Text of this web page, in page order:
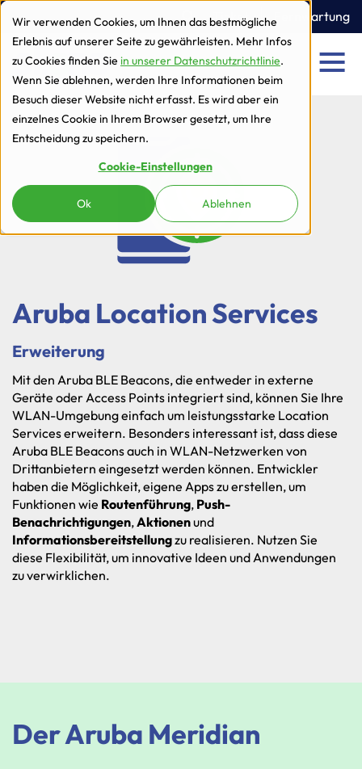
Wir verwenden Cookies, um Ihnen das bestmögliche
Erlebnis auf unserer Seite zu gewährleisten. Mehr Infos
zu Cookies finden Sie in unserer Datenschutzrichtlinie.
Wenn Sie ablehnen, werden Ihre Informationen beim
Besuch dieser Website nicht erfasst. Es wird aber ein
einzelnes Cookie in Ihrem Browser gesetzt, um Ihre
Entscheidung zu speichern.
Cookie-Einstellungen
Ok Ablehnen
zur Navigation
zum Inhalt
Ticket Fernwartung
Menu
Aruba Location Services
Erweiterung
Mit den Aruba BLE Beacons, die entweder in externe
Geräte oder Access Points integriert sind, können Sie Ihre
WLAN-Umgebung einfach um leistungsstarke Location
Serviceserweitern. Besonders interessant ist, dass diese
Aruba BLE Beacons auch in WLAN-Netzwerken von
Drittanbietern eingesetzt werden können. Entwickler
haben die Möglichkeit, eigene Apps zu erstellen, um
Funktionen wie Routenführung, Push-
Benachrichtigungen,Aktionenund
Informationsbereitstellungzu realisieren. Nutzen Sie
diese Flexibilität, um innovative Ideen und Anwendungen
zu verwirklichen.
Der Aruba Meridian